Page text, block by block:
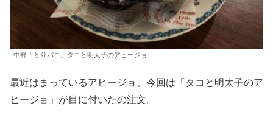
中野「とりパニ」タコと明太子のアヒージョ
最近はまっているアヒージョ。今回は「タコと明太子のア
ヒージョ」が目に付いたの注文。